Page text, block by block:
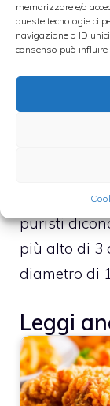
memorizzare e/o
queste tecnologie ci
navigazione o ID
consenso può
formaggio
spento il
Il pane
Non
uniche:
compatto e
puristi
più alto di 3
diametro di
Leggi